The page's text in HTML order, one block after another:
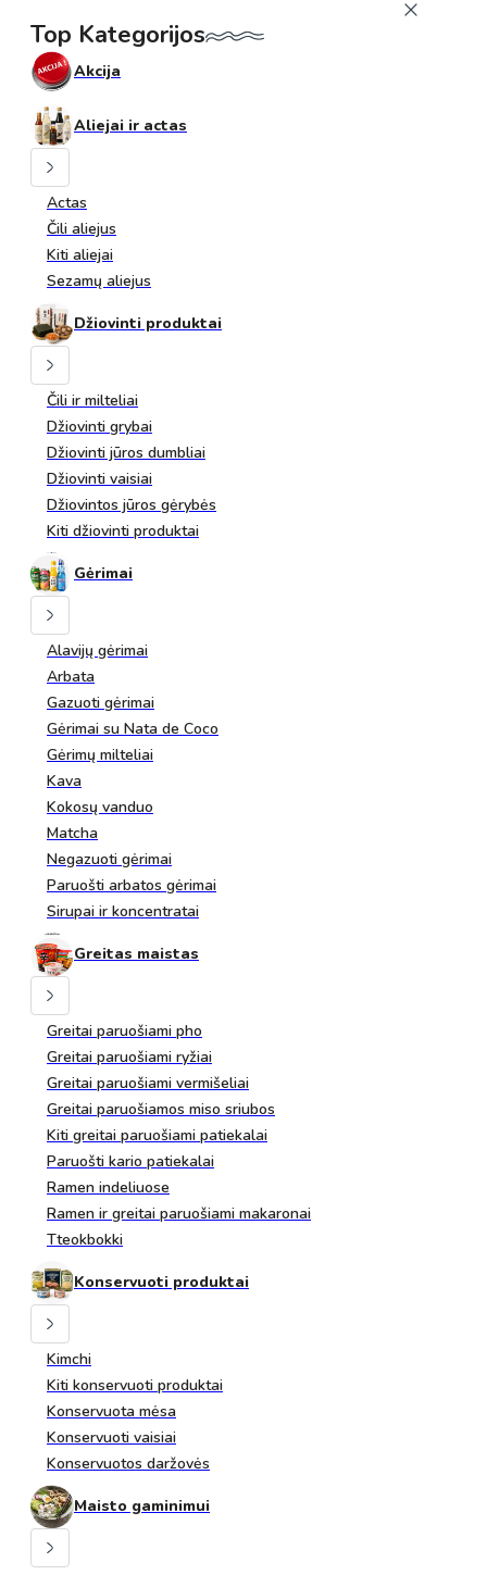
Top Kategorijos
Akcija
Aliejai ir actas
Actas
Čili aliejus
Kiti aliejai
Sezamų aliejus
Džiovinti produktai
Čili ir milteliai
Džiovinti grybai
Džiovinti jūros dumbliai
Džiovinti vaisiai
Džiovintos jūros gėrybės
Kiti džiovinti produktai
Gėrimai
Alavijų gėrimai
Arbata
Gazuoti gėrimai
Gėrimai su Nata de Coco
Gėrimų milteliai
Kava
Kokosų vanduo
Matcha
Negazuoti gėrimai
Paruošti arbatos gėrimai
Sirupai ir koncentratai
Greitas maistas
Greitai paruošiami pho
Greitai paruošiami ryžiai
Greitai paruošiami vermišeliai
Greitai paruošiamos miso sriubos
Kiti greitai paruošiami patiekalai
Paruošti kario patiekalai
Ramen indeliuose
Ramen ir greitai paruošiami makaronai
Tteokbokki
Konservuoti produktai
Kimchi
Kiti konservuoti produktai
Konservuota mėsa
Konservuoti vaisiai
Konservuotos daržovės
Maisto gaminimui